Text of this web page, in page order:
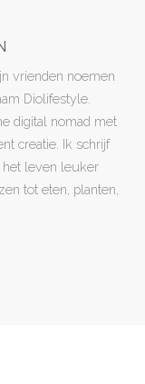
vrienden noemen
Diolifestyle.
digital nomad met
creatie. Ik schrijf
leven leuker
tot eten, planten,